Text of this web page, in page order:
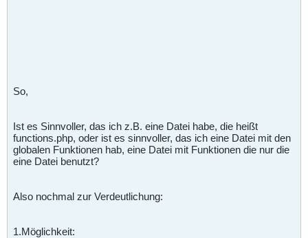
So,
Ist es Sinnvoller, das ich z.B. eine Datei habe, die heißt
functions.php, oder ist es sinnvoller, das ich eine Datei mit den
globalen Funktionen hab, eine Datei mit Funktionen die nur die
eine Datei benutzt?
Also nochmal zur Verdeutlichung:
1.Möglichkeit: